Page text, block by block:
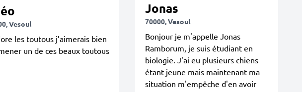
Vesoul
les toutous j’aimerais bien
un de ces beaux toutous
Jonas
70000, Vesoul
Bonjour je m'appelle Jonas
Ramborum, je suis étudiant en
biologie. J'ai eu plusieurs chiens
étant jeune mais maintenant ma
situation m'empêche d'en avoir